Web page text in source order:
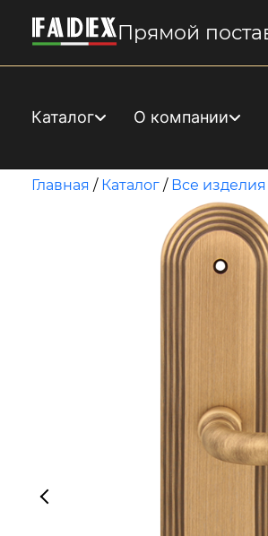
Прямой
Каталог О компании
Главная / Каталог / Все изделия